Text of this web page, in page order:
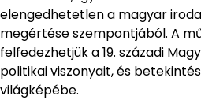
elengedhetetlen a magyar
megértése szempontjából. A
felfedezhetjük a 19. századi
politikai viszonyait, és
világképébe.